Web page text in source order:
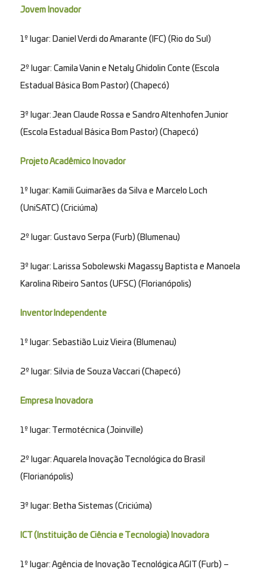
Jovem Inovador
1º lugar: Daniel Verdi do Amarante (IFC) (Rio do Sul)
2º lugar: Camila Vanin e Netaly Ghidolin Conte (Escola
Estadual Básica Bom Pastor) (Chapecó)
3º lugar: Jean Claude Rossa e Sandro Altenhofen Junior
(Escola Estadual Básica Bom Pastor) (Chapecó)
Projeto Acadêmico Inovador
1º lugar: Kamili Guimarães da Silva e Marcelo Loch
(UniSATC) (Criciúma)
2º lugar: Gustavo Serpa (Furb) (Blumenau)
3º lugar: Larissa Sobolewski Magassy Baptista e Manoela
Karolina Ribeiro Santos (UFSC) (Florianópolis)
Inventor Independente
1º lugar: Sebastião Luiz Vieira (Blumenau)
2º lugar: Silvia de Souza Vaccari (Chapecó)
Empresa Inovadora
1º lugar: Termotécnica (Joinville)
2º lugar: Aquarela Inovação Tecnológica do Brasil
(Florianópolis)
3º lugar: Betha Sistemas (Criciúma)
ICT (Instituição de Ciência e Tecnologia) Inovadora
1º lugar: Agência de Inovação Tecnológica AGIT (Furb) –